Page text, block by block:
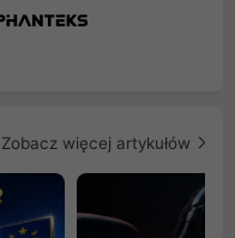
Zobacz więcej artykułów